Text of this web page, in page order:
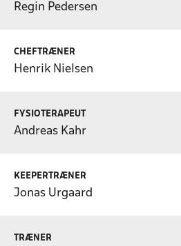
Regin Pedersen
CHEFTRÆNER
Henrik Nielsen
FYSIOTERAPEUT
Andreas Kahr
KEEPERTRÆNER
Jonas Urgaard
TRÆNER